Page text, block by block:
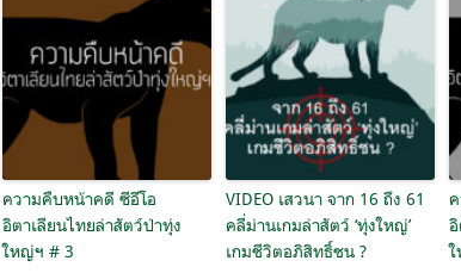
ความคืบหน้าคดี ซีอีโอ
อิตาเลียนไทยล่าสัตว์ป่าทุ่ง
ใหญ่ฯ # 3
VIDEO เสวนา จาก 16 ถึง 61
คลี่ม่านเกมล่าสัตว์ ‘ทุ่งใหญ่’
เกมชีวิตอภิสิทธิ์ชน ?